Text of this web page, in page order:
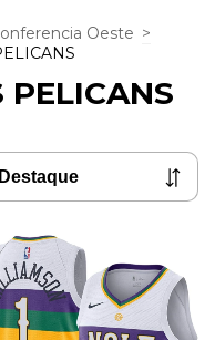
Oeste >
PELICANS